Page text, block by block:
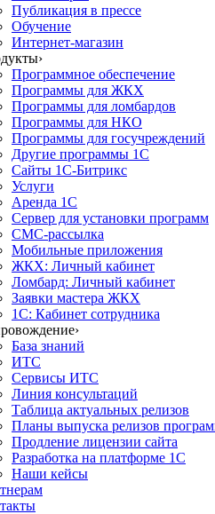
Публикация в прессе
Обучение
Интернет-магазин
›
Программное обеспечение
Программы для ЖКХ
Программы для ломбардов
Программы для НКО
Программы для госучреждений
Другие программы 1С
Сайты 1С-Битрикс
Услуги
Аренда 1С
Сервер для установки программ
СМС-рассылка
Мобильные приложения
ЖКХ: Личный кабинет
Ломбард: Личный кабинет
Заявки мастера ЖКХ
1С: Кабинет сотрудника
›
База знаний
ИТС
Сервисы ИТС
Линия консультаций
Таблица актуальных релизов
Планы выпуска релизов
Продление лицензии сайта
Разработка на платформе 1С
Наши кейсы